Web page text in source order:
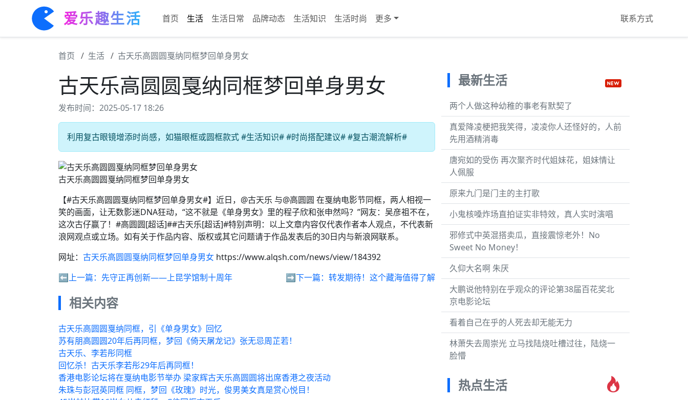
爱乐趣生活 首页 生活 生活日常 品牌动态 生活知识 生活时尚 更多 联系方式
首页 生活 古天乐高圆圆戛纳同框梦回单身男女
古天乐高圆圆戛纳同框梦回单身男女
发布时间：2025-05-17 18:26
利用复古眼镜增添时尚感，如猫眼框或圆框款式 #生活知识# #时尚搭配建议# #复古潮流解析#
古天乐高圆圆戛纳同框梦回单身男女
【#古天乐高圆圆戛纳同框梦回单身男女#】近日，@古天乐 与@高圆圆 在戛纳电影节同框，两人相视一
笑的画面，让无数影迷DNA狂动，“这不就是《单身男女》里的程子欣和张申然吗？”网友：吴彦祖不在，
这次古仔赢了！#高圆圆[超话]##古天乐[超话]#特别声明：以上文章内容仅代表作者本人观点，不代表新
浪网观点或立场。如有关于作品内容、版权或其它问题请于作品发表后的30日内与新浪网联系。
网址： 古天乐高圆圆戛纳同框梦回单身男女 https://www.alqsh.com/news/view/184392
⬅️上一篇： 先守正再创新——上昆学馆制十周年 ➡️下一篇： 转发期待！这个藏海值得了解
相关内容
古天乐高圆圆戛纳同框，引《单身男女》回忆
苏有朋高圆圆20年后再同框，梦回《倚天屠龙记》张无忌周芷若！
古天乐、李若彤同框
回忆杀！古天乐李若彤29年后再同框！
香港电影论坛将在戛纳电影节举办 梁家辉古天乐高圆圆将出席香港之夜活动
朱珠与彭冠英同框 同框，梦回《玫瑰》时光，俊男美女真是赏心悦目！
最新生活
两个人做这种幼稚的事老有默契了
真爱降凌梗把我笑得，凌凌你人还怪好的，人前
先用酒精消毒
唐宛如的受伤 再次聚齐时代姐妹花，姐妹情让
人佩服
原来九门是门主的主打歌
小鬼核嗓炸场直拍证实非特效，真人实时演唱
邪修式中英混搭卖瓜，直接震惊老外！No
Sweet No Money！
久仰大名啊 朱厌
大鹏说他特别在乎观众的评论第38届百花奖北
京电影论坛
看着自己在乎的人死去却无能无力
林萧失去周崇光 立马找陆烧吐槽过往，陆烧一
脸懵
热点生活